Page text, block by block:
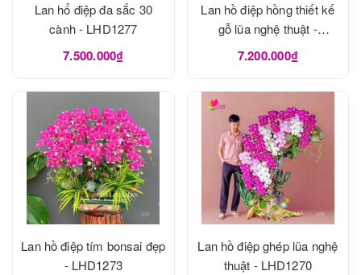
Lan hổ điệp đa sắc 30
cành - LHD1277
7.500.000₫
Lan hồ điệp hồng thiết kế
gỗ lũa nghệ thuật -
LHD1273
7.200.000₫
Lan hồ điệp tím bonsai đẹp
- LHD1273
Lan hồ điệp ghép lũa nghệ
thuật - LHD1270